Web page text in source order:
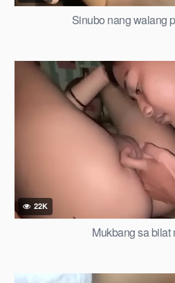
Sinubo nang walang
22K
Mukbang sa bilat